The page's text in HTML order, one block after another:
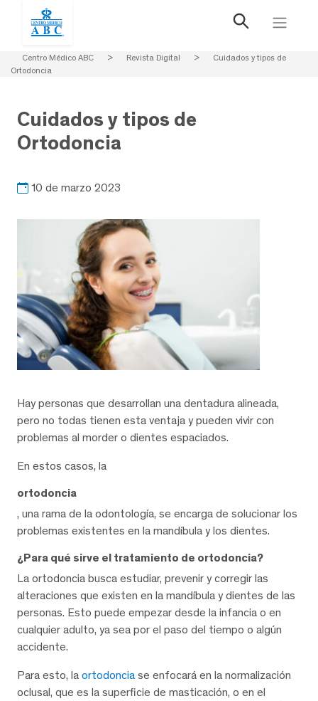
Centro Médico ABC > Revista Digital >
Cuidados y tipos de
Ortodoncia
Cuidados y tipos de
Ortodoncia
10 de marzo 2023
Hay personas que desarrollan una dentadura alineada,
pero no todas tienen esta ventaja y pueden vivir con
problemas al morder o dientes espaciados.
En estos casos, la
ortodoncia
, una rama de la odontología, se encarga de solucionar los
problemas existentes en la mandíbula y los dientes.
¿Para qué sirve el tratamiento de ortodoncia?
La ortodoncia busca estudiar, prevenir y corregir las
alteraciones que existen en la mandíbula y dientes de las
personas. Esto puede empezar desde la infancia o en
cualquier adulto, ya sea por el paso del tiempo o algún
accidente.
Para esto, la ortodoncia se enfocará en la normalización
oclusal, que es la superficie de masticación, o en el